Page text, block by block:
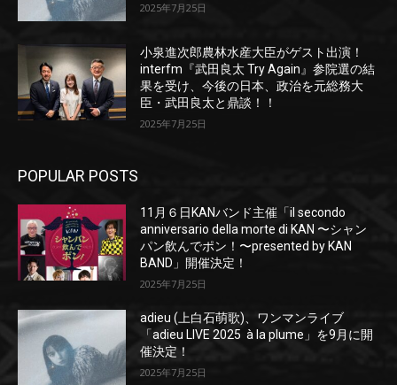
2025年7月25日
小泉進次郎農林水産大臣がゲスト出演！
interfm『武田良太 Try Again』参院選の結
果を受け、今後の日本、政治を元総務大
臣・武田良太と鼎談！！
2025年7月25日
POPULAR POSTS
11月６日KANバンド主催「il secondo
anniversario della morte di KAN 〜シャン
パン飲んでポン！〜presented by KAN
BAND」開催決定！
2025年7月25日
adieu (上白石萌歌)、ワンマンライブ
「adieu LIVE 2025 à la plume」を9月に開
催決定！
2025年7月25日